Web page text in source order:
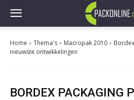
Home Thema's Macropak 2010
nieuwste ontwikkelingen
BORDEX PACKAGING